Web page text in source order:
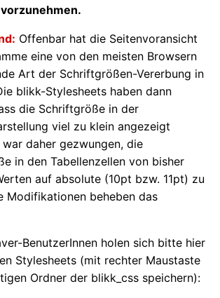
Offenbar hat die Seitenvoransicht
eine von den meisten Browsern
Art der Schriftgrößen-Vererbung in
blikk-Stylesheets haben dann
die Schriftgröße in der
viel zu klein angezeigt
daher gezwungen, die
in den Tabellenzellen von bisher
auf absolute (10pt bzw. 11pt) zu
Modifikationen beheben das
BenutzerInnen holen sich bitte hier
Stylesheets (mit rechter Maustaste
Ordner der blikk_css speichern):